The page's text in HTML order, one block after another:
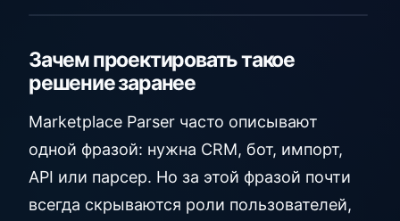
Зачем проектировать такое
решение заранее
Marketplace Parser часто описывают
одной фразой: нужна CRM, бот, импорт,
API или парсер. Но за этой фразой почти
всегда скрываются роли пользователей,